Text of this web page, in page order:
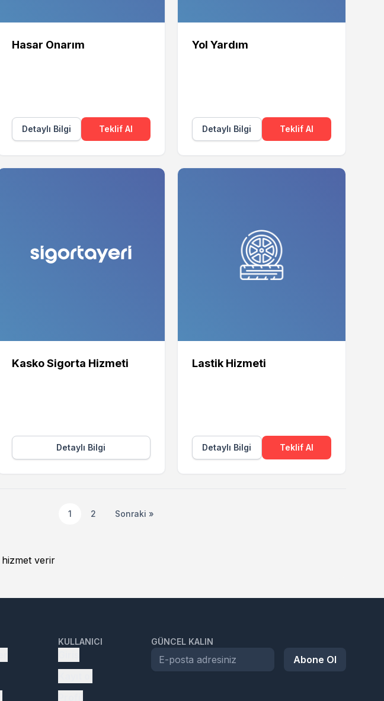
Hasar Onarım
Detaylı Bilgi Teklif Al
Yol Yardım
Detaylı Bilgi Teklif Al
Kasko Sigorta Hizmeti
Detaylı Bilgi
Lastik Hizmeti
Detaylı Bilgi Teklif Al
1 2 Sonraki »
verir
KULLANICI GÜNCEL KALIN
Abone Ol